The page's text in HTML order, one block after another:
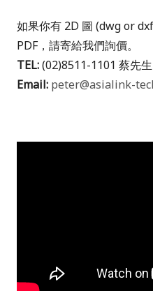
如果你有 2D 圖 (dwg or
PDF，請寄給我們詢價。
TEL:(02)8511-1101 蔡先生
Email: peter@asialink-